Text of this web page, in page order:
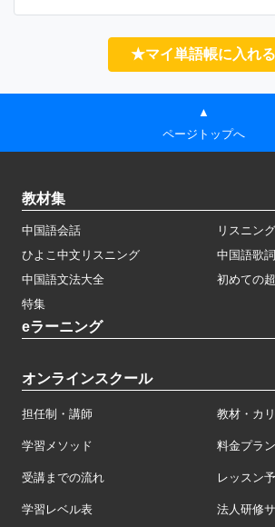
★マイ単語帳に入れる
▲
ページトップへ
教材集
中国語会話
リスニン
ひよこ中文リスニング
中国語歌詞
中国語文法大全
初めての
特集
eラーニング
オンラインスクール
担任制・講師 教材・カ
学習メソッド 料金プラン
受講までの流れ レッスン
学習レベル表 法人研修